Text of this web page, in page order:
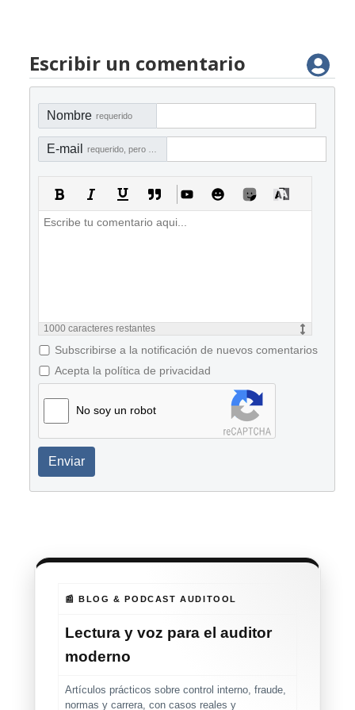
Escribir un comentario
Nombre requerido
E-mail
1000 caracteres restantes
Subscribirse a la notificación de nuevos comentarios
Acepta la política de privacidad
No soy un robot
Enviar
📰 BLOG & PODCAST AUDITOOL
Lectura y voz para el auditor
moderno
Artículos prácticos sobre control interno, fraude,
normas y carrera, con casos reales y